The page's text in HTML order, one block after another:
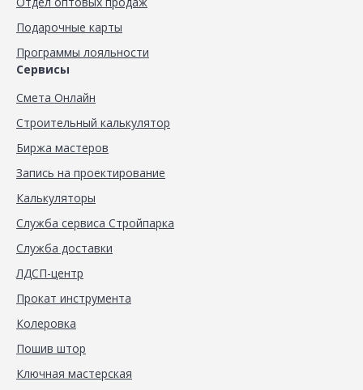
Подарочные карты
Программы лояльности
Сервисы
Смета Онлайн
Строительный калькулятор
Биржа мастеров
Запись на проектирование
Калькуляторы
Служба сервиса Стройпарка
Служба доставки
ЛДСП-центр
Прокат инструмента
Колеровка
Пошив штор
Ключная мастерская